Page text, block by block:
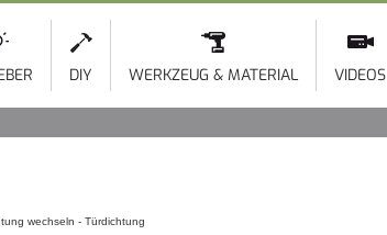
DIY WERKZEUG & MATERIAL VIDEOS
wechseln - Türdichtung